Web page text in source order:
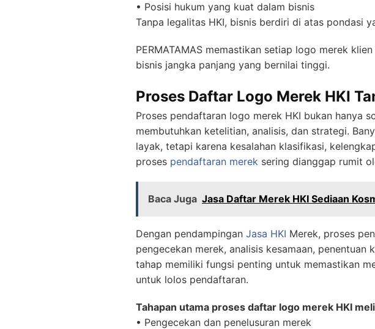
• Posisi hukum yang kuat dalam bisnis
Tanpa legalitas HKI, bisnis berdiri di atas pondasi
PERMATAMAS memastikan setiap logo merek
bisnis jangka panjang yang bernilai tinggi.
Proses Daftar Logo Merek HKI
Proses pendaftaran logo merek HKI bukan hanya
membutuhkan ketelitian, analisis, dan strategi.
layak, tetapi karena kesalahan klasifikasi,
proses pendaftaran merek sering dianggap rumit
Baca Juga Jasa Daftar Merek HKI Sediaan
Dengan pendampingan Jasa HKI Merek, proses
pengecekan merek, analisis kesamaan,
tahap memiliki fungsi penting untuk memastikan
untuk lolos pendaftaran.
Tahapan utama proses daftar logo merek HKI
• Pengecekan dan penelusuran merek